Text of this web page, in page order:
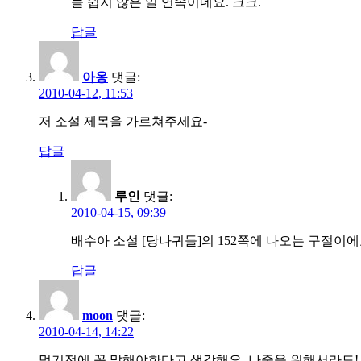
답글
아옹 댓글:
2010-04-12, 11:53
저 소설 제목을 가르쳐주세요-
답글
루인 댓글:
2010-04-15, 09:39
배수아 소설 [당나귀들]의 152쪽에 나오는 구절이
답글
moon 댓글:
2010-04-14, 14:22